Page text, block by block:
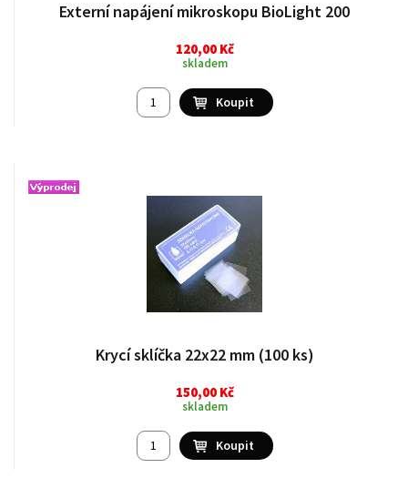
Externí napájení mikroskopu BioLight 200
120,00 Kč
skladem
Krycí sklíčka 22x22 mm (100 ks)
150,00 Kč
skladem